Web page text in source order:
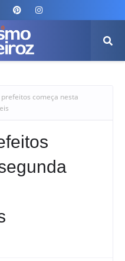
começa nesta